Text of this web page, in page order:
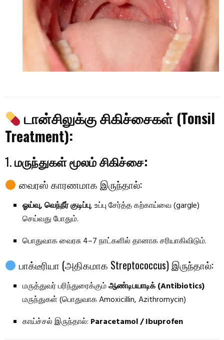
டான்சிலுக்கு சிகிச்சைகள் (Tonsil
Treatment):
1.மருந்துகள் மூலம் சிகிச்சை:
வைரஸ் காரணமாக இருந்தால்:
ஓய்வு, வெந்நீர் குடிப்பு, உப்பு சேர்த்த கற்காய்வை (gargle)
செய்வது போதும்.
பொதுவாக வைரசு 4–7 நாட்களில் தானாக சரியாகிவிடும்.
பாக்டீரியா (அதிகமாக Streptococcus) இருந்தால்:
மருத்துவர் பரிந்துரைக்கும்ஆண்டிபயாடிக் (Antibiotics)
மருந்துகள் (பொதுவாக Amoxicillin, Azithromycin)
காய்ச்சல் இருந்தால்: Paracetamol / Ibuprofen